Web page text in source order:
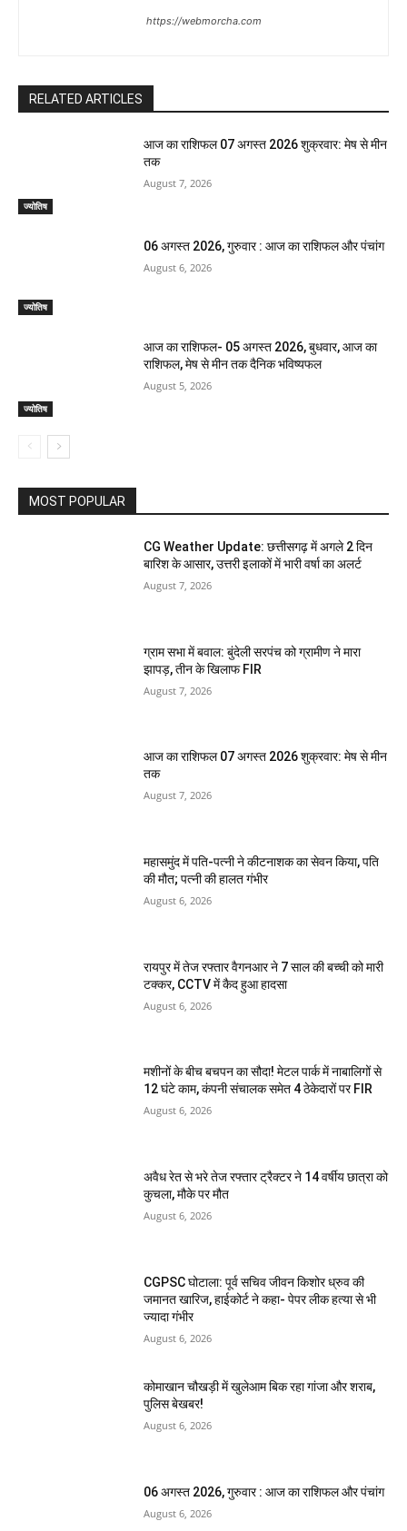
https://webmorcha.com
RELATED ARTICLES
ज्योतिष
आज का राशिफल 07 अगस्त 2026 शुक्रवार: मेष से मीन
तक
August 7, 2026
ज्योतिष
06 अगस्त 2026, गुरुवार : आज का राशिफल और पंचांग
August 6, 2026
ज्योतिष
आज का राशिफल- 05 अगस्त 2026, बुधवार, आज का
राशिफल, मेष से मीन तक दैनिक भविष्यफल
August 5, 2026
MOST POPULAR
CG Weather Update: छत्तीसगढ़ में अगले 2 दिन
बारिश के आसार, उत्तरी इलाकों में भारी वर्षा का अलर्ट
August 7, 2026
ग्राम सभा में बवाल: बुंदेली सरपंच को ग्रामीण ने मारा
झापड़, तीन के खिलाफ FIR
August 7, 2026
आज का राशिफल 07 अगस्त 2026 शुक्रवार: मेष से मीन
तक
August 7, 2026
महासमुंद में पति-पत्नी ने कीटनाशक का सेवन किया, पति
की मौत; पत्नी की हालत गंभीर
August 6, 2026
रायपुर में तेज रफ्तार वैगनआर ने 7 साल की बच्ची को मारी
टक्कर, CCTV में कैद हुआ हादसा
August 6, 2026
मशीनों के बीच बचपन का सौदा! मेटल पार्क में नाबालिगों से
12 घंटे काम, कंपनी संचालक समेत 4 ठेकेदारों पर FIR
August 6, 2026
अवैध रेत से भरे तेज रफ्तार ट्रैक्टर ने 14 वर्षीय छात्रा को
कुचला, मौके पर मौत
August 6, 2026
CGPSC घोटाला: पूर्व सचिव जीवन किशोर ध्रुव की
जमानत खारिज, हाईकोर्ट ने कहा- पेपर लीक हत्या से भी
ज्यादा गंभीर
August 6, 2026
कोमाखान चौखड़ी में खुलेआम बिक रहा गांजा और शराब,
पुलिस बेखबर!
August 6, 2026
06 अगस्त 2026, गुरुवार : आज का राशिफल और पंचांग
August 6, 2026